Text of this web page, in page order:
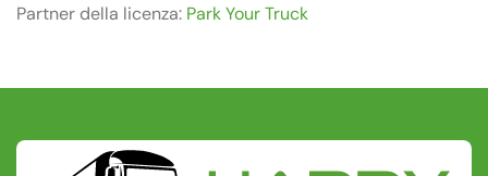
Partner della licenza: Park Your Truck